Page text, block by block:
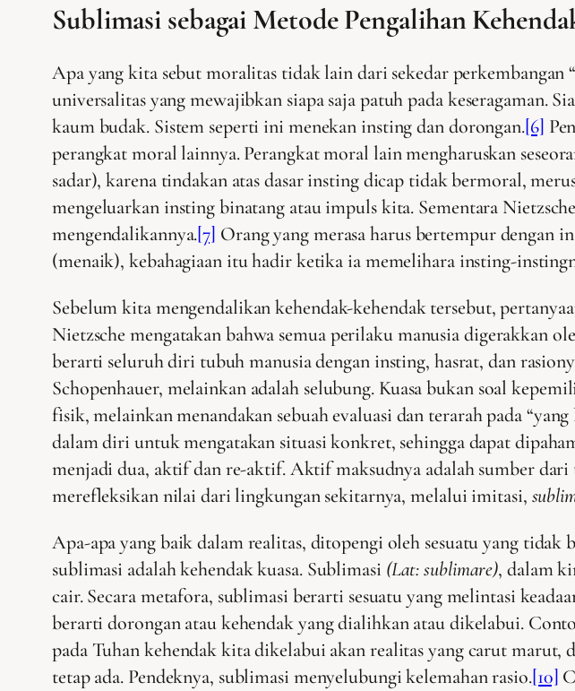
Sublimasi sebagai Metode Pengalihan
Apa yang kita sebut moralitas tidak lain dari sekedar perkembangan
universalitas yang mewajibkan siapa saja patuh pada keseragaman.
kaum budak. Sistem seperti ini menekan insting dan dorongan.[6]
perangkat moral lainnya. Perangkat moral lain mengharuskan
sadar), karena tindakan atas dasar insting dicap tidak bermoral,
mengeluarkan insting binatang atau impuls kita. Sementara
mengendalikannya.[7] Orang yang merasa harus bertempur dengan
(menaik), kebahagiaan itu hadir ketika ia memelihara insting-
Sebelum kita mengendalikan kehendak-kehendak tersebut,
Nietzsche mengatakan bahwa semua perilaku manusia digerakkan
berarti seluruh diri tubuh manusia dengan insting, hasrat, dan
Schopenhauer, melainkan adalah selubung. Kuasa bukan soal
fisik, melainkan menandakan sebuah evaluasi dan terarah pada
dalam diri untuk mengatakan situasi konkret, sehingga dapat
menjadi dua, aktif dan re-aktif. Aktif maksudnya adalah sumber dari
merefleksikan nilai dari lingkungan sekitarnya, melalui imitasi,
Apa-apa yang baik dalam realitas, ditopengi oleh sesuatu yang
sublimasi adalah kehendak kuasa. Sublimasi (Lat: sublimare), dalam
cair. Secara metafora, sublimasi berarti sesuatu yang melintasi
berarti dorongan atau kehendak yang dialihkan atau dikelabui.
pada Tuhan kehendak kita dikelabui akan realitas yang carut marut,
tetap ada. Pendeknya, sublimasi menyelubungi kelemahan rasio.[10]